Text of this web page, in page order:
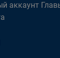
аккаунт